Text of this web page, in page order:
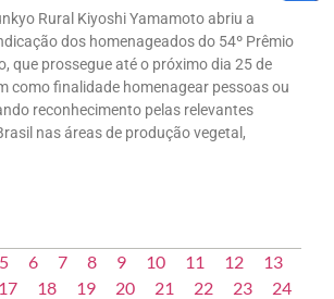
Rural Kiyoshi Yamamoto abriu a
dos homenageados do 54º Prêmio
que prossegue até o próximo dia 25 de
como finalidade homenagear pessoas ou
reconhecimento pelas relevantes
nas áreas de produção vegetal,
5 6 7 8 9 10 11 12
13
17 18 19 20 21 22 23
24